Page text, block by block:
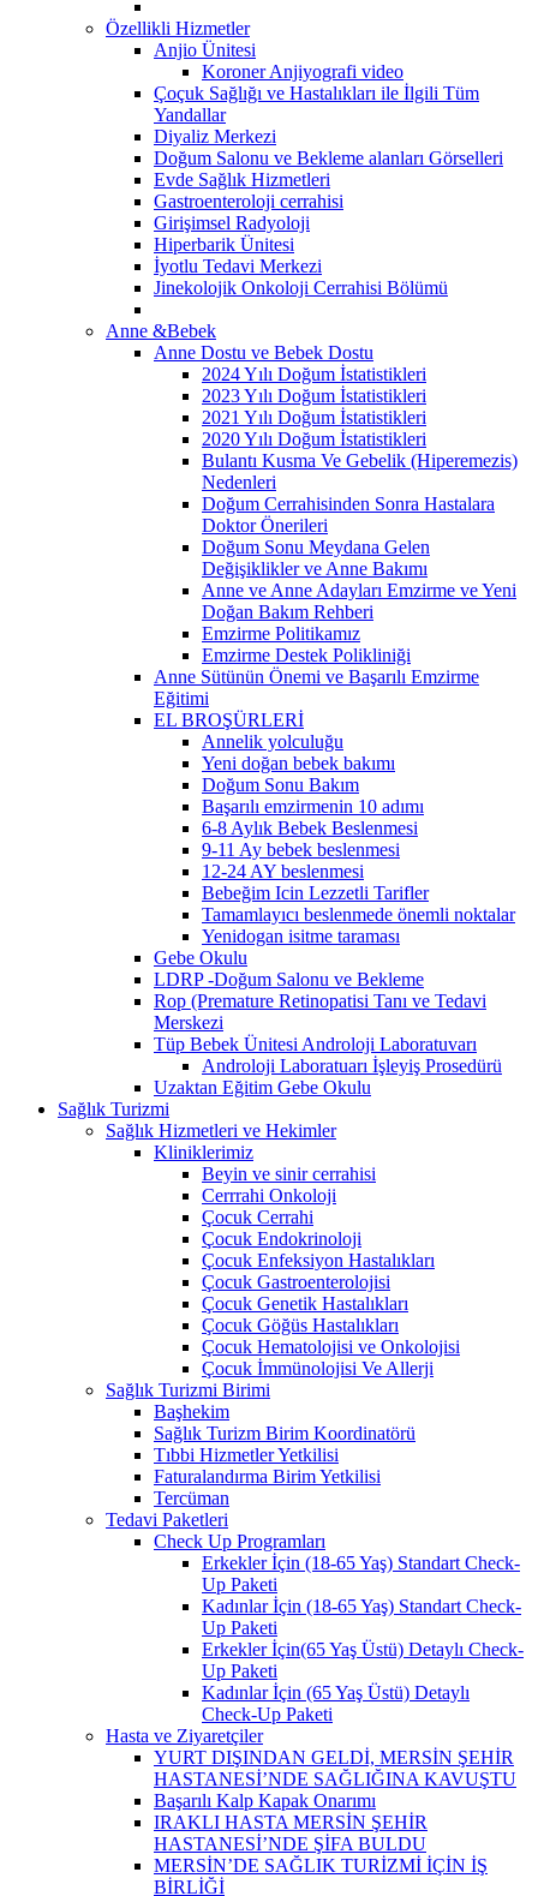
Özellikli Hizmetler
Anjio Ünitesi
Koroner Anjiyografi video
Çoçuk Sağlığı ve Hastalıkları ile İlgili Tüm
Yandallar
Diyaliz Merkezi
Doğum Salonu ve Bekleme alanları Görselleri
Evde Sağlık Hizmetleri
Gastroenteroloji cerrahisi
Girişimsel Radyoloji
Hiperbarik Ünitesi
İyotlu Tedavi Merkezi
Jinekolojik Onkoloji Cerrahisi Bölümü
Anne &Bebek
Anne Dostu ve Bebek Dostu
2024 Yılı Doğum İstatistikleri
2023 Yılı Doğum İstatistikleri
2021 Yılı Doğum İstatistikleri
2020 Yılı Doğum İstatistikleri
Bulantı Kusma Ve Gebelik (Hiperemezis)
Nedenleri
Doğum Cerrahisinden Sonra Hastalara
Doktor Önerileri
Doğum Sonu Meydana Gelen
Değişiklikler ve Anne Bakımı
Anne ve Anne Adayları Emzirme ve Yeni
Doğan Bakım Rehberi
Emzirme Politikamız
Emzirme Destek Polikliniği
Anne Sütünün Önemi ve Başarılı Emzirme
Eğitimi
EL BROŞÜRLERİ
Annelik yolculuğu
Yeni doğan bebek bakımı
Doğum Sonu Bakım
Başarılı emzirmenin 10 adımı
6-8 Aylık Bebek Beslenmesi
9-11 Ay bebek beslenmesi
12-24 AY beslenmesi
Bebeğim Icin Lezzetli Tarifler
Tamamlayıcı beslenmede önemli noktalar
Yenidogan isitme taraması
Gebe Okulu
LDRP -Doğum Salonu ve Bekleme
Rop (Premature Retinopatisi Tanı ve Tedavi
Merskezi
Tüp Bebek Ünitesi Androloji Laboratuvarı
Androloji Laboratuarı İşleyiş Prosedürü
Uzaktan Eğitim Gebe Okulu
Sağlık Turizmi
Sağlık Hizmetleri ve Hekimler
Kliniklerimiz
Beyin ve sinir cerrahisi
Cerrrahi Onkoloji
Çocuk Cerrahi
Çocuk Endokrinoloji
Çocuk Enfeksiyon Hastalıkları
Çocuk Gastroenterolojisi
Çocuk Genetik Hastalıkları
Çocuk Göğüs Hastalıkları
Çocuk Hematolojisi ve Onkolojisi
Çocuk İmmünolojisi Ve Allerji
Sağlık Turizmi Birimi
Başhekim
Sağlık Turizm Birim Koordinatörü
Tıbbi Hizmetler Yetkilisi
Faturalandırma Birim Yetkilisi
Tercüman
Tedavi Paketleri
Check Up Programları
Erkekler İçin (18-65 Yaş) Standart Check-
Up Paketi
Kadınlar İçin (18-65 Yaş) Standart Check-
Up Paketi
Erkekler İçin(65 Yaş Üstü) Detaylı Check-
Up Paketi
Kadınlar İçin (65 Yaş Üstü) Detaylı
Check-Up Paketi
Hasta ve Ziyaretçiler
YURT DIŞINDAN GELDİ, MERSİN ŞEHİR
HASTANESİ’NDE SAĞLIĞINA KAVUŞTU
Başarılı Kalp Kapak Onarımı
IRAKLI HASTA MERSİN ŞEHİR
HASTANESİ’NDE ŞİFA BULDU
MERSİN’DE SAĞLIK TURİZMİ İÇİN İŞ
BİRLİĞİ